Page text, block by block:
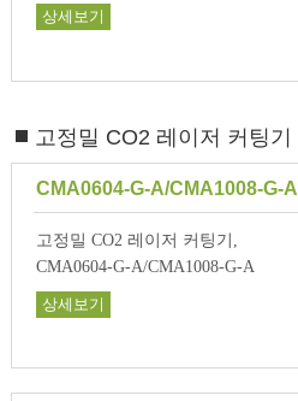
상세보기
고정밀 CO2 레이저 커팅기
CMA0604-G-A/CMA1008-G-A
고정밀 CO2 레이저 커팅기,
CMA0604-G-A/CMA1008-G-A
상세보기